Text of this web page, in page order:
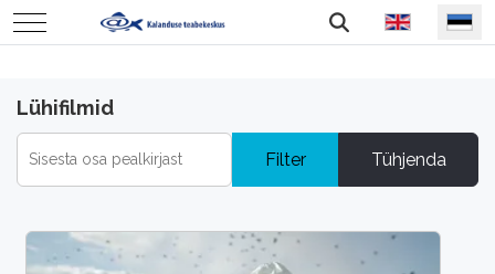
Mobile Menu Toggle Vali keel
Lühifilmid
Filter Tühjenda